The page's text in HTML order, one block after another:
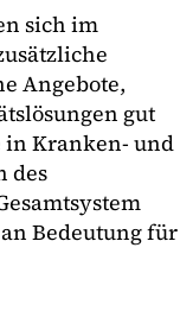
sich im
Angebote,
gut
in Kranken- und
des
Bedeutung für